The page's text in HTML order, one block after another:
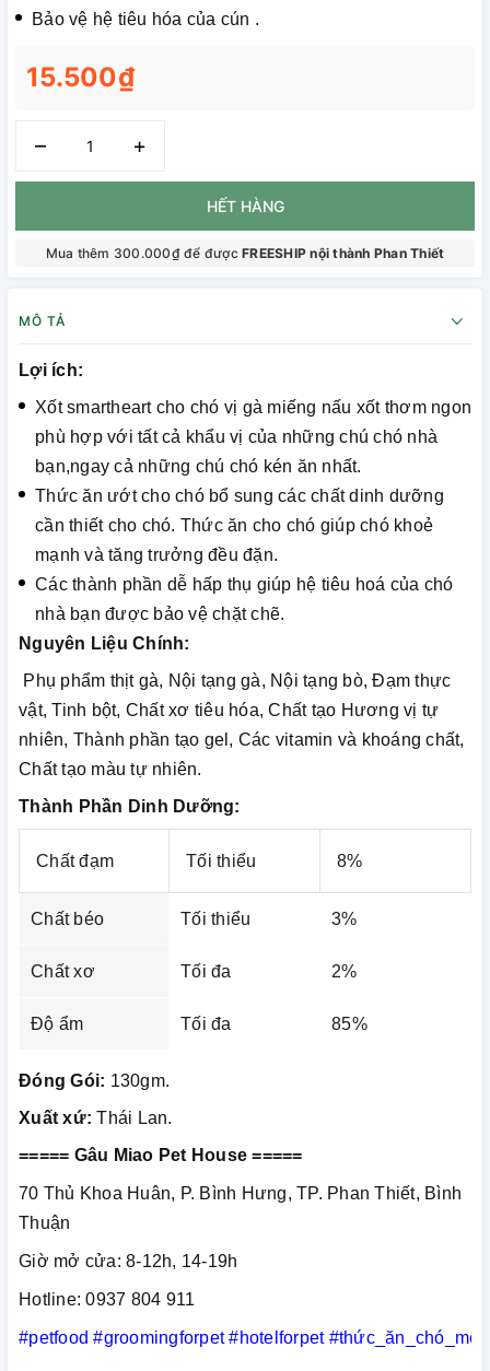
Bảo vệ hệ tiêu hóa của cún .
15.500₫
– +
HẾT HÀNG
Mua thêm 300.000₫ để đượcFREESHIP nội thành Phan Thiết
MÔ TẢ
Lợi ích:
Xốt smartheart cho chó vị gà miếng nấu xốt thơm ngon
phù hợp với tất cả khẩu vị của những chú chó nhà
bạn,ngay cả những chú chó kén ăn nhất.
Thức ăn ướt cho chó bổ sung các chất dinh dưỡng
cần thiết cho chó. Thức ăn cho chó giúp chó khoẻ
mạnh và tăng trưởng đều đặn.
Các thành phần dễ hấp thụ giúp hệ tiêu hoá của chó
nhà bạn được bảo vệ chặt chẽ.
Nguyên Liệu Chính:
Phụ phẩm thịt gà, Nội tạng gà, Nội tạng bò, Đạm thực
vật, Tinh bột, Chất xơ tiêu hóa, Chất tạo Hương vị tự
nhiên, Thành phần tạo gel, Các vitamin và khoáng chất,
Chất tạo màu tự nhiên.
Thành Phần Dinh Dưỡng:
Chất đạm Tối thiểu 8%
Chất béo Tối thiểu 3%
Chất xơ Tối đa 2%
Độ ẩm Tối đa 85%
Đóng Gói: 130gm.
Xuất xứ: Thái Lan.
===== Gâu Miao Pet House =====
70 Thủ Khoa Huân, P. Bình Hưng, TP. Phan Thiết, Bình
Thuận
Giờ mở cửa: 8-12h, 14-19h
Hotline: 0937 804 911
#petfood #groomingforpet #hotelforpet #thức_ăn_chó_mèo